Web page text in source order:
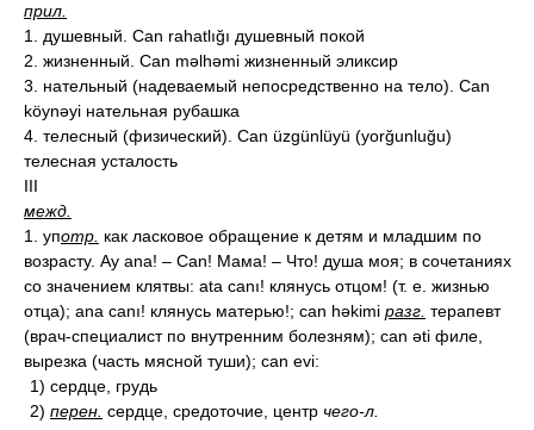
прил.
1. душевный. Can rahatlığı душевный покой
2. жизненный. Can məlhəmi жизненный эликсир
3. нательный (надеваемый непосредственно на тело). Can
köynəyi нательная рубашка
4. телесный (физический). Can üzgünlüyü (yorğunluğu)
телесная усталость
III
межд.
1. употр. как ласковое обращение к детям и младшим по
возрасту. Ay ana! – Can! Мама! – Что! душа моя; в сочетаниях
со значением клятвы: ata canı! клянусь отцом! (т. е. жизнью
отца); ana canı! клянусь матерью!; can həkimi разг. терапевт
(врач-специалист по внутренним болезням); can əti филе,
вырезка (часть мясной туши); can evi:
1) сердце, грудь
2) перен. сердце, средоточие, центр чего-л.